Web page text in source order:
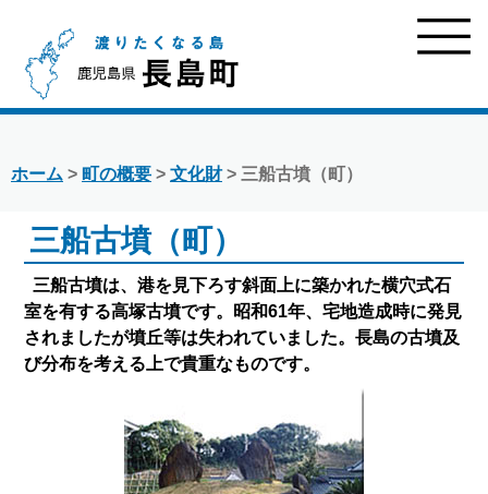
ホーム > 町の概要 > 文化財> 三船古墳（町）
三船古墳（町）
三船古墳は、港を見下ろす斜面上に築かれた横穴式石
室を有する高塚古墳です。昭和61年、宅地造成時に発見
されましたが墳丘等は失われていました。長島の古墳及
び分布を考える上で貴重なものです。